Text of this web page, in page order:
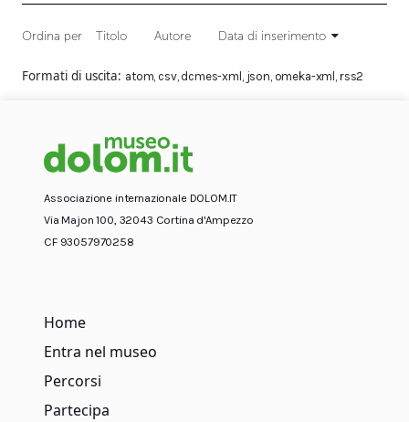
Ordina per Titolo Autore Data di inserimento
Formati di uscita atom, csv, dcmes-xml , json, omeka-xml , rss2
Associazione internazionale DOLOM.IT
Via Majon 100, 32043 Cortina d'Ampezzo
CF 93057970258
Home
Entra nel museo
Percorsi
Partecipa